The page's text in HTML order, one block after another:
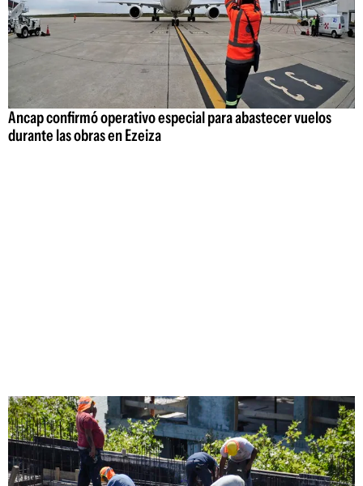
Ancap confirmó operativo especial para abastecer vuelos
durante las obras en Ezeiza